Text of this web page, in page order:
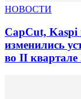
НОВОСТИ
CapCut, Kaspi
изменились
во II квартале